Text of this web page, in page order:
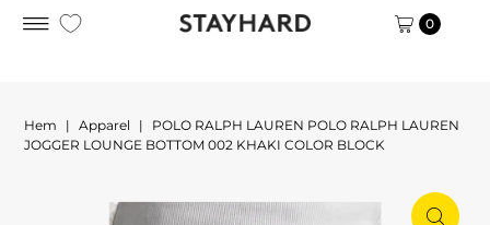
0
Hem | Apparel |
POLO RALPH LAUREN POLO RALPH LAUREN
JOGGER LOUNGE BOTTOM 002 KHAKI COLOR BLOCK